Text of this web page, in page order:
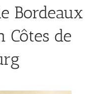
Bordeaux
Côtes de